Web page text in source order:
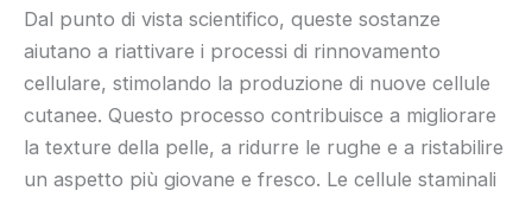
Dal punto di vista scientifico, queste sostanze
aiutano a riattivare i processi di rinnovamento
cellulare, stimolando la produzione di nuove cellule
cutanee. Questo processo contribuisce a migliorare
la texture della pelle, a ridurre le rughe e a ristabilire
un aspetto più giovane e fresco. Le cellule staminali